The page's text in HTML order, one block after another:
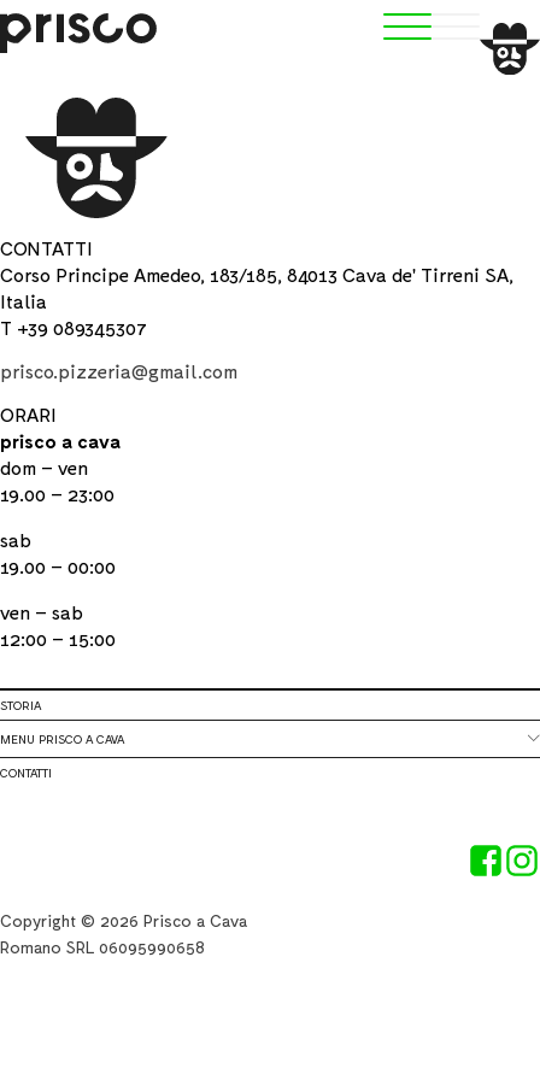
CONTATTI
Corso Principe Amedeo, 183/185, 84013 Cava de' Tirreni SA,
Italia
T +39 089345307
prisco.pizzeria@gmail.com
ORARI
prisco a cava
dom – ven
19.00 – 23:00
sab
19.00 – 00:00
ven – sab
12:00 – 15:00
STORIA
MENU PRISCO A CAVA
CONTATTI
Copyright © 2026 Prisco a Cava
Romano SRL 06095990658